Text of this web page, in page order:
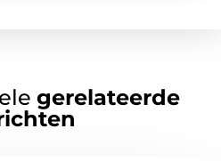
gerelateerde